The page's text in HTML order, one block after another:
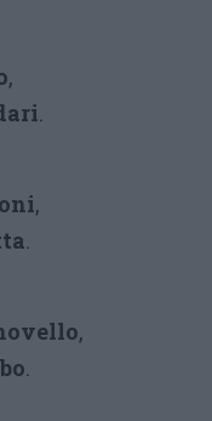
,
.
,
.
,
.